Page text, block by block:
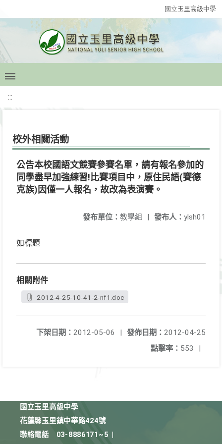
國立玉里高級中學
:::
校外相關活動
公告本校國語文競賽參賽名單，請有報名參加的
同學盡早加強練習!比賽項目中，原住民語(賽德
克族)因僅一人報名，故改為表演賽。
發布人： ylsh01
發布單位： 教學組 |
如標題
相關附件
2012-4-25-10-41-2-nf1.doc
發佈日期： 2012-04-25
下架日期： 2012-05-06
|
點擊率： 553 |
國立玉里高級中學
花蓮縣玉里鎮中華路424號
聯絡電話
03-8886171~5